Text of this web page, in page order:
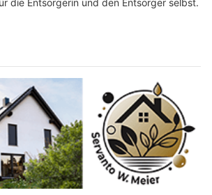
die Entsorgerin und den Entsorger selbst.